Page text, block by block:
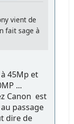
vient de
fait sage à
45Mp et
...
Canon est
passage
dire de